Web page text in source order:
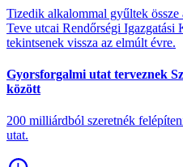
Tizedik alkalommal gyűltek
Teve utcai Rendőrségi Igazgatási
tekintsenek vissza az elmúlt évre.
Gyorsforgalmi utat terveznek
között
200 milliárdból szeretnék
utat.